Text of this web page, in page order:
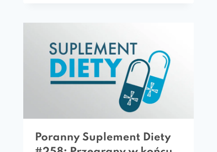
Poranny Suplement Diety